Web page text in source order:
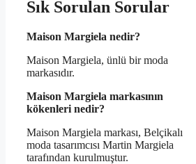
Sık Sorulan Sorular
Maison Margiela nedir?
Maison Margiela, ünlü bir moda
markasıdır.
Maison Margiela markasının
kökenleri nedir?
Maison Margiela markası, Belçikalı
moda tasarımcısı Martin Margiela
tarafından kurulmuştur.